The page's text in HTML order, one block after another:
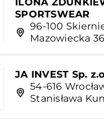
SPORTSWEAR
96-100
Mazowiecka
JA INVEST Sp.
54-616
Stanisława